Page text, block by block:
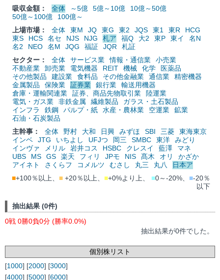
吸収金額：
全体 ～5億 5億～10億
10億～50億
50億～100億
100億～
上場市場：
全体 東M JQ 東G 東2 JQS 東1 東R
HCG
東S
HCS 名セ NJS NJG 札ア 福Q 大2 東P 東イ
名N
名2
NEO 名M JQG 福証 JQR
札証
セクター：
全体 サービス業 情報・通信業
小売業
不動産業
卸売業 電気機器 REIT 機械 化学
医薬品
その他製品
建設業 食料品 その他金融業 通信業
精密機器
金属製品
保険業 証券業 銀行業
輸送用機器
倉庫・運輸関連業
証券、商品先物取引業
陸運業
電気・ガス業
非鉄金属 繊維製品
ガラス・土石製品
インフラ
鉄鋼 パルプ・紙 水産・農林業 空運業
鉱業
石油・石炭製品
主幹事：
全体 野村 大和 日興 みずほ SBI 三菱
東海東京
インベ
JTG いちよし UFJつ 岡三 SMBC 東洋
みどり
インヴァ
メリル 岩井コス HSBC クレスイ 藍澤
マネ
UBS
MS GS 楽天 フィリ JPモ NIS 髙木 オリ
かざか
アイネト
さくらフ コメルツ むさし 丸三 丸八
日本ア
■+100％以上、 ■ +20％以上、 ■+0%より上、 ■0～-20%、 ■-20％
以下
抽出結果 (0件)
0戦 0勝0負0分 (勝率0.0%)
抽出結果が0件でした。
個別株リスト
[1000] [2000] [3000]
[4000] [5000] [6000]